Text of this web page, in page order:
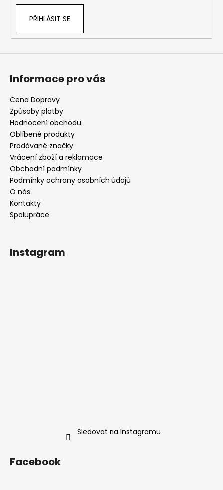
PŘIHLÁSIT SE
Informace pro vás
Cena Dopravy
Způsoby platby
Hodnocení obchodu
Oblíbené produkty
Prodávané značky
Vrácení zboží a reklamace
Obchodní podmínky
Podmínky ochrany osobních údajů
O nás
Kontakty
Spolupráce
Instagram
Sledovat na Instagramu
Facebook